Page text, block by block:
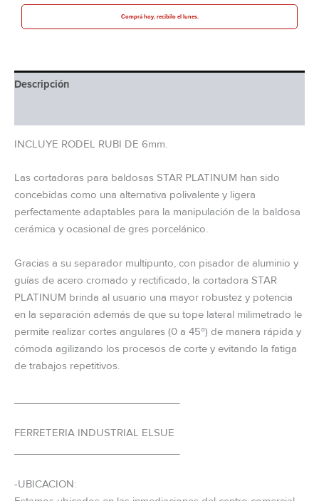
Comprá hoy, recibilo el lunes.
Descripción
INCLUYE RODEL RUBI DE 6mm.
Las cortadoras para baldosas STAR PLATINUM han sido
concebidas como una alternativa polivalente y ligera
perfectamente adaptables para la manipulación de la baldosa
cerámica y ocasional de gres porcelánico.
Gracias a su separador multipunto, con pisador de aluminio y
guías de acero cromado y rectificado, la cortadora STAR
PLATINUM brinda al usuario una mayor robustez y potencia
en la separación además de que su tope lateral milimetrado le
permite realizar cortes angulares (0 a 45º) de manera rápida y
cómoda agilizando los procesos de corte y evitando la fatiga
de trabajos repetitivos.
FERRETERIA INDUSTRIAL ELSUE
-UBICACION: